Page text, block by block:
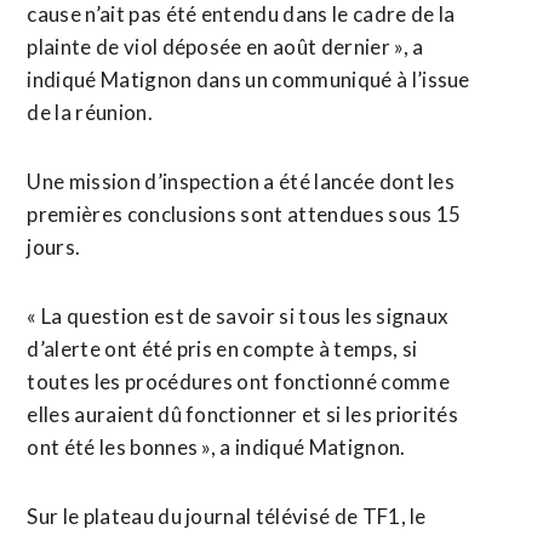
cause n’ait pas été entendu dans le cadre de la
plainte de viol déposée en août dernier », a
indiqué Matignon dans un communiqué à l’issue
de la réunion.
Une mission d’inspection a été lancée dont les
premières conclusions sont attendues sous 15
jours.
« La question est de savoir si tous les signaux
d’alerte ont été pris en compte à temps, si
toutes les procédures ont fonctionné comme
elles auraient dû fonctionner et si les priorités
ont été les bonnes », a indiqué Matignon.
Sur le plateau du journal télévisé de TF1, le